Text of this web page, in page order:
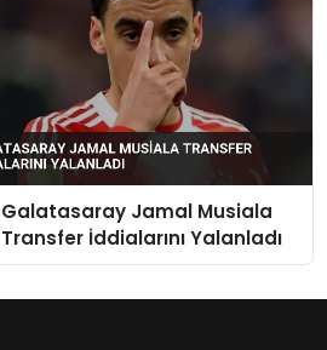
Galatasaray Jamal Musiala
Transfer İddialarını Yalanladı